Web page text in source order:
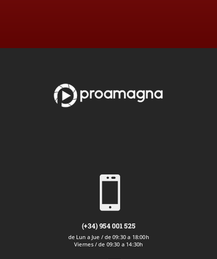

(+34) 954 001 525
de Lun a Jue / de 09:30 a 18:00h
Viernes / de 09:30 a 14:30h